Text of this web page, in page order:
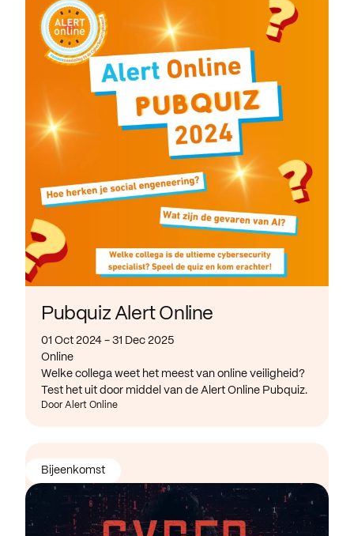
Pubquiz Alert Online
01 Oct 2024 - 31 Dec 2025
Online
Welke collega weet het meest van online veiligheid?
Test het uit door middel van de Alert Online Pubquiz.
Door Alert Online
Bijeenkomst